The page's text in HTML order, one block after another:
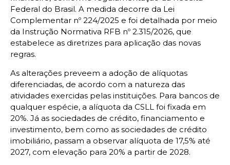
Federal do Brasil. A medida decorre da Lei
Complementar nº 224/2025 e foi detalhada por meio
da Instrução Normativa RFB nº 2.315/2026, que
estabelece as diretrizes para aplicação das novas
regras.
As alterações preveem a adoção de alíquotas
diferenciadas, de acordo com a natureza das
atividades exercidas pelas instituições. Para bancos de
qualquer espécie, a alíquota da CSLL foi fixada em
20%. Já as sociedades de crédito, financiamento e
investimento, bem como as sociedades de crédito
imobiliário, passam a observar alíquota de 17,5% até
2027, com elevação para 20% a partir de 2028.